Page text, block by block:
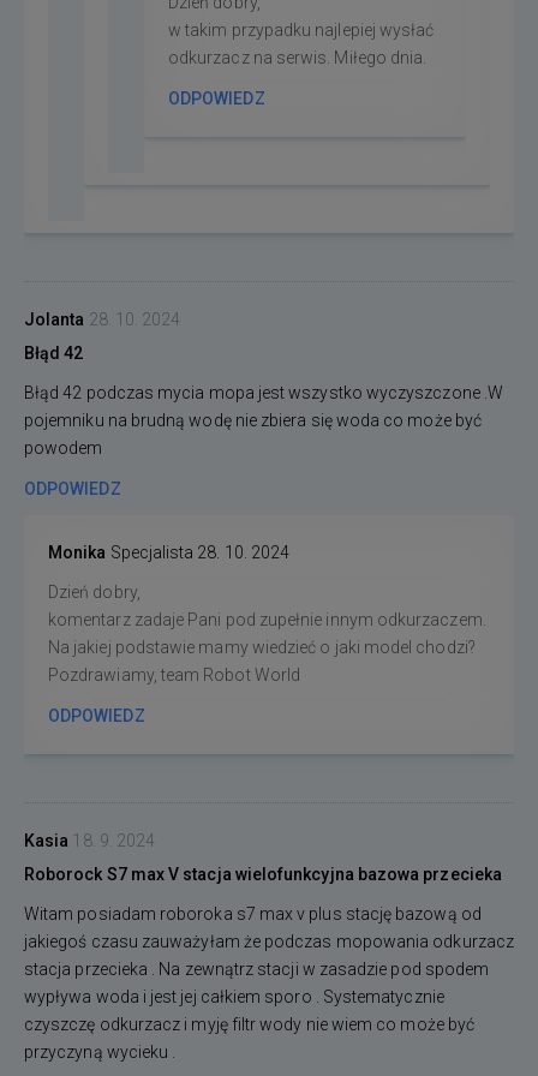
w takim przypadku najlepiej wysłać
odkurzacz na serwis. Miłego dnia.
ODPOWIEDZ
Jolanta 28. 10. 2024
Błąd 42
Błąd 42 podczas mycia mopa jest wszystko wyczyszczone .W
pojemniku na brudną wodę nie zbiera się woda co może być
powodem
ODPOWIEDZ
Monika Specjalista 28. 10. 2024
Dzień dobry,
komentarz zadaje Pani pod zupełnie innym odkurzaczem.
Na jakiej podstawie mamy wiedzieć o jaki model chodzi?
Pozdrawiamy, team Robot World
ODPOWIEDZ
Kasia 18. 9. 2024
Roborock S7 max V stacja wielofunkcyjna bazowa przecieka
Witam posiadam roboroka s7 max v plus stację bazową od
jakiegoś czasu zauważyłam że podczas mopowania odkurzacz
stacja przecieka . Na zewnątrz stacji w zasadzie pod spodem
wypływa woda i jest jej całkiem sporo . Systematycznie
czyszczę odkurzacz i myję filtr wody nie wiem co może być
przyczyną wycieku .